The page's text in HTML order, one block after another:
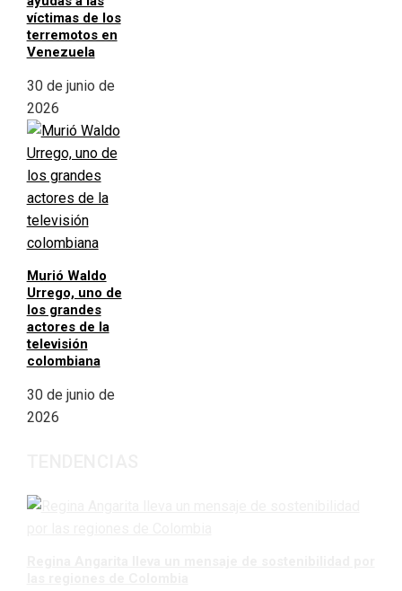
víctimas de los
terremotos en
Venezuela
30 de junio de
2026
Murió Waldo
Urrego, uno de
los grandes
actores de la
televisión
colombiana
30 de junio de
2026